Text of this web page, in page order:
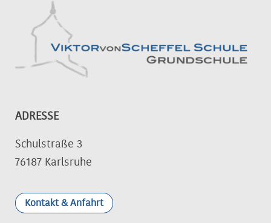
ADRESSE
Schulstraße 3
76187 Karlsruhe
Kontakt & Anfahrt